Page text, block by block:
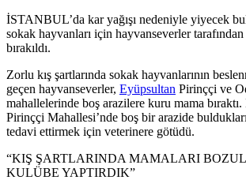
İSTANBUL’da kar yağışı nedeniyle yiyecek
sokak hayvanları için hayvanseverler
bırakıldı.
Zorlu kış şartlarında sokak hayvanlarının
geçen hayvanseverler, Eyüpsultan Pirinççi ve
mahallelerinde boş arazilere kuru mama
Pirinççi Mahallesi’nde boş bir arazide
tedavi ettirmek için veterinere götüdü.
“KIŞ ŞARTLARINDA MAMALARI
KULÜBE YAPTIRDIK”